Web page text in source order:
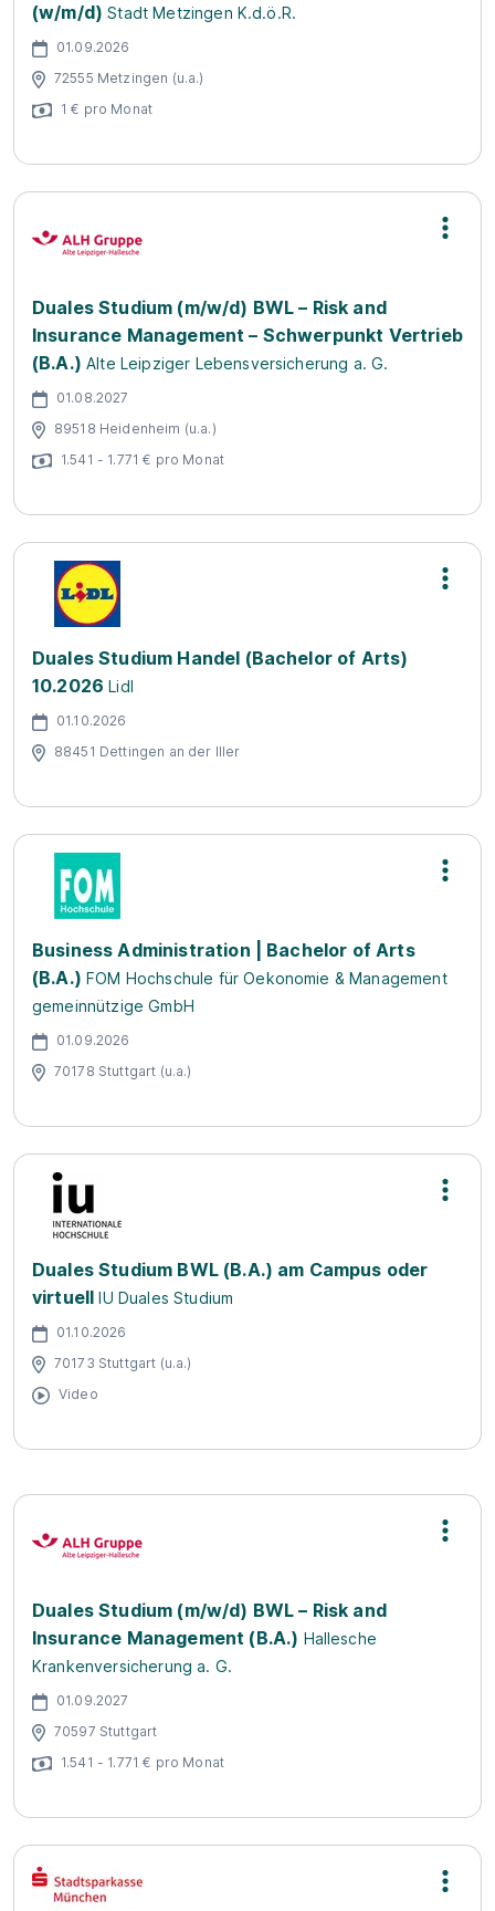
(w/m/d) Stadt Metzingen K.d.ö.R.
01.09.2026
72555 Metzingen (u.a.)
1 € pro Monat
Duales Studium (m/w/d) BWL – Risk and
Insurance Management – Schwerpunkt Vertrieb
(B.A.) Alte Leipziger Lebensversicherung a. G.
01.08.2027
89518 Heidenheim (u.a.)
1.541 - 1.771 € pro Monat
Duales Studium Handel (Bachelor of Arts)
10.2026 Lidl
01.10.2026
88451 Dettingen an der Iller
Business Administration | Bachelor of Arts
(B.A.) FOM Hochschule für Oekonomie & Management
gemeinnützige GmbH
01.09.2026
70178 Stuttgart (u.a.)
Duales Studium BWL (B.A.) am Campus oder
virtuell IU Duales Studium
01.10.2026
70173 Stuttgart (u.a.)
Video
Duales Studium (m/w/d) BWL – Risk and
Insurance Management (B.A.) Hallesche
Krankenversicherung a. G.
01.09.2027
70597 Stuttgart
1.541 - 1.771 € pro Monat